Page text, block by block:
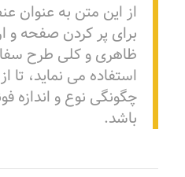
از این متن به عنوان
برای پر کردن صفحه و
ظاهری و کلی طرح
استفاده می نماید، تا
چگونگی نوع و اندازه
باشد.